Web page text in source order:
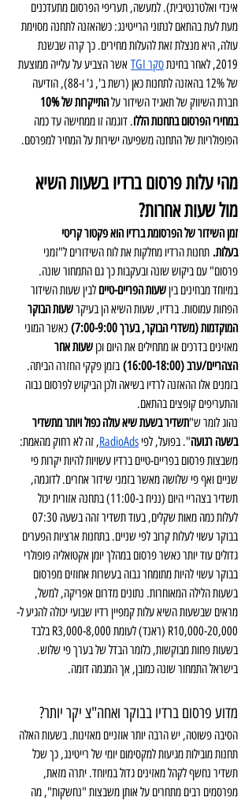
אינדי ואלטרנטיבית). למעשה, תעריפי הפרסום מתעדכנים
מעת לעת בהתאם לנתוני הרייטינג: כשהאזנה לתחנה מסוימת
עולה, היא מנצלת זאת להעלות מחירים. כך קרה שבשנת
2019, לאחר בחינת
סקר TGI
אשר הצביע על עלייה ממוצעת
של 12% בהאזנה לתחנות כאן (רשת ב', ג' ו-88), הודיעה
חברת השיווק של תאגיד השידור על
במחירי הפרסום בתחנות הללו. דוגמה זו ממחישה עד כמה
הפופולריות של התחנה משפיעה ישירות על המחיר למפרסם.
מהי עלות פרסום ברדיו בשעות השיא
מול שעות אחרות?
זמן השידור של הפרסומת ברדיו הוא פקטור קריטי
בעלות. תחנות הרדיו מחלקות את לוח השידורים ל"זמני
פרסום" עם ביקוש שונה ובעקבות כך גם התמחור שונה.
במיוחד מבחינים בין שעות הפריים-טיים לבין שעות השידור
הפחות עמוסות. ברדיו, שעות השיא הן בעיקר שעות הבוקר
המוקדמות (משדרי הבוקר, בערך 7:00-9:00)
כאשר המוני
מאזינים בדרכים או מתחילים את היום וכן שעות אחר
הצהריים/ערב (16:00-18:00)
בזמן פקקי החזרה הביתה.
בזמנים אלו ההאזנה לרדיו בשיאה ולכן הביקוש לפרסום גבוה
והתעריפים קופצים בהתאם.
נהוג לומר ש"תשדיר בשעת שיא עולה כפול ויותר מתשדיר
בשעה רגועה". בפועל, לפי RadioAds, זה לא רחוק מהאמת:
משבצות פרסום בפריים-טיים ברדיו עשויות להיות יקרות פי
שניים ואף פי שלושה מאשר בזמני שידור אחרים. לדוגמה,
תשדיר בצהריי היום (נניח ב-11:00) בתחנה אזורית יכול
בבוקר עשוי לעלות קרוב לפי שניים. בתחנות ארציות הפערים
גדולים עוד יותר כאשר פרסום במהלך יומן אקטואליה פופולרי
בבוקר עשוי להיות מתומחר גבוה בעשרות אחוזים מפרסום
בשעות הלילה המאוחרות. נתונים מדרום אפריקה, למשל,
מראים שבשעות השיא עלות קמפיין רדיו שבועי יכולה להגיע ל-
R10,000-20,000 (ראנד) לעומת R3,000-8,000 בלבד
בשעות פחות מבוקשות, כלומר הבדל של בערך פי שלוש.
בישראל התמחור שונה כמובן, אך המגמה דומה.
מדוע פרסום ברדיו בבוקר ואחה"צ יקר יותר?
הסיבה פשוטה, יש הרבה יותר אוזניים מאזינות. בשעות האלה
תחנות מובילות מגיעות למקסימום יומי של רייטינג, כך שכל
תשדיר נחשף לקהל מאזינים גדול במיוחד. יתרה מזאת,
מפרסמים רבים מתחרים על אותן משבצות "נחשקות", מה